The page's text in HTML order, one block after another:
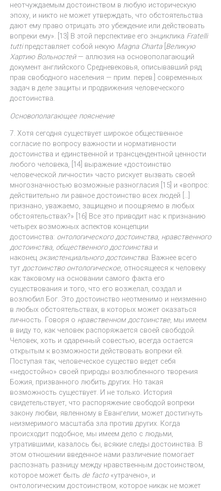
неотчуждаемым достоинством в любую историческую
эпоху, и никто не может утверждать, что обстоятельства
дают ему право отрицать это убеждение или действовать
вопреки ему». [13] В этой перспективе его энциклика Fratelli
tuttiпредставляет собой некую Magna Charta Великую
Хартию Вольностей — аллюзия на основополагающий
документ английского Средневековья, описывавший ряд
прав свободного населения — прим. перев.] современных
задач в деле защиты и продвижения человеческого
достоинства.
Основополагающее пояснение
7. Хотя сегодня существует широкое общественное
согласие по вопросу важности и нормативности
достоинства и единственной и трансцендентной ценности
любого человека, [14] выражение «достоинство
человеческой личности» часто рискует вызвать своей
многозначностью возможные разногласия [15] и «вопрос:
действительно ли равное достоинство всех людей […]
признано, уважаемо, защищено и поощряемо в любых
обстоятельствах?» [16] Все это приводит нас к признанию
четырех возможных аспектов концепции
достоинства: онтологического достоинства, нравственного
достоинства, общественного достоинства и
наконец экзистенциального достоинства. Важнее всего
тут достоинство онтологическое, относящееся к человеку
как таковому на основании самого факта его
существования и того, что его возжелал, создал и
возлюбил Бог. Это достоинство неотменимо и неизменно
в любых обстоятельствах, в которых может оказаться
личность. Говоря о нравственном достоинстве, мы имеем
в виду то, как человек распоряжается своей свободой.
Человек, хоть и одаренный совестью, всегда остается
открытым к возможности действовать вопреки ей.
Поступая так, человеческое существо ведет себя
«недостойно» своей природы возлюбленного творения
Божия, призванного любить других. Но такая
возможность существует. И не только. История
свидетельствует, что распоряжение свободой вопреки
закону любви, явленному в Евангелии, может достигнуть
неизмеримого масштаба зла против других. Когда
происходит подобное, мы имеем дело с людьми,
утратившими, казалось бы, всякие следы достоинства. В
этом отношении введенное нами различение помогает
распознать разницу между нравственным достоинством,
которое может быть de facto«утрачено», и
онтологическим достоинством, которое никак не может